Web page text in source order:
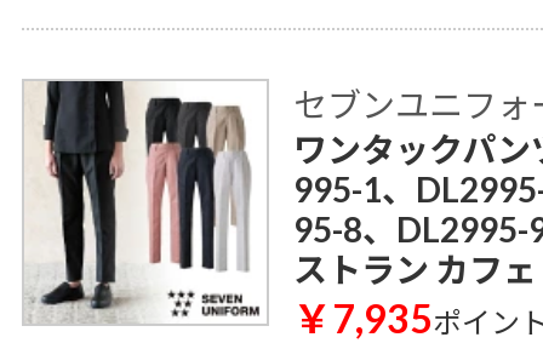
セブンユニフォ
ワンタックパ
995-1、
95-8、DL2995-
ストラン カフ
￥7,935ポイン